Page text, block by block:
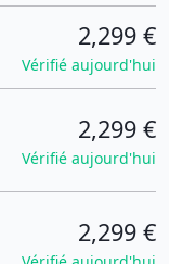
2,299 €
Vérifié aujourd'hui
2,299 €
Vérifié aujourd'hui
2,299 €